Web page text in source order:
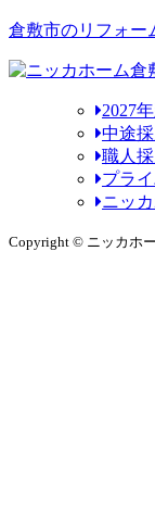
倉敷市のリフォー
2027
中途
職人
プラ
ニッ
Copyright © ニッカホ